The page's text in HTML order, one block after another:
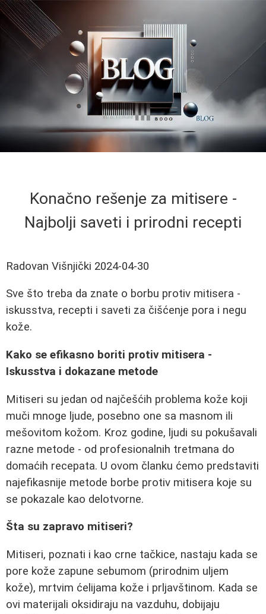
Konačno rešenje za mitisere -
Najbolji saveti i prirodni recepti
Radovan Višnjički 2024-04-30
Sve što treba da znate o borbu protiv mitisera -
iskusstva, recepti i saveti za čišćenje pora i negu
kože.
Kako se efikasno boriti protiv mitisera -
Iskusstva i dokazane metode
Mitiseri su jedan od najčešćih problema kože koji
muči mnoge ljude, posebno one sa masnom ili
mešovitom kožom. Kroz godine, ljudi su pokušavali
razne metode - od profesionalnih tretmana do
domaćih recepata. U ovom članku ćemo predstaviti
najefikasnije metode borbe protiv mitisera koje su
se pokazale kao delotvorne.
Šta su zapravo mitiseri?
Mitiseri, poznati i kao crne tačkice, nastaju kada se
pore kože zapune sebumom (prirodnim uljem
kože), mrtvim ćelijama kože i prljavštinom. Kada se
ovi materijali oksidiraju na vazduhu, dobijaju